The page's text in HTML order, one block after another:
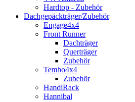
Hardtop - Zubehör
Dachgepäckträger/Zubehör
Engage4x4
Front Runner
Dachträger
Querträger
Zubehör
Tembo4x4
Zubehör
HandiRack
Hannibal